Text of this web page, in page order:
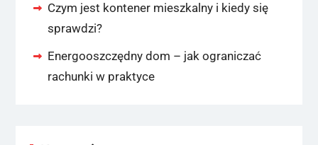
Czym jest kontener mieszkalny i kiedy się
sprawdzi?
Energooszczędny dom – jak ograniczać
rachunki w praktyce